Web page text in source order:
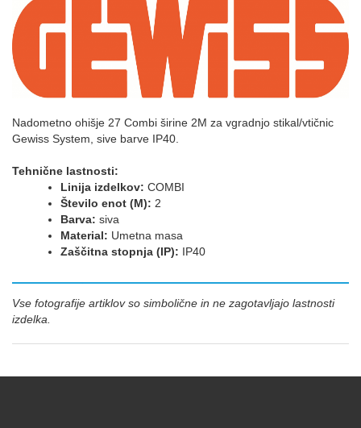
Nadometno ohišje 27 Combi širine 2M za vgradnjo stikal/vtičnic
Gewiss System, sive barve IP40.
Tehnične lastnosti:
Linija izdelkov: COMBI
Število enot (M): 2
Barva: siva
Material: Umetna masa
Zaščitna stopnja (IP): IP40
Vse fotografije artiklov so simbolične in ne zagotavljajo lastnosti
izdelka.